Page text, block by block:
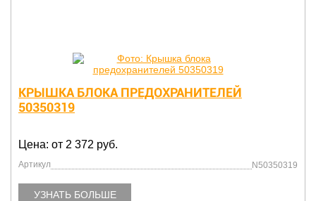
КРЫШКА БЛОКА ПРЕДОХРАНИТЕЛЕЙ
50350319
Цена: от 2 372 руб.
Артикул N50350319
УЗНАТЬ БОЛЬШЕ